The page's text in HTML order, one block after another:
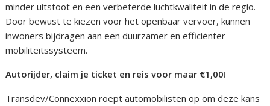
minder uitstoot en een verbeterde luchtkwaliteit in de regio.
Door bewust te kiezen voor het openbaar vervoer, kunnen
inwoners bijdragen aan een duurzamer en efficiënter
mobiliteitssysteem.
Autorijder, claim je ticket en reis voor maar €1,00!
Transdev/Connexxion roept automobilisten op om deze kans